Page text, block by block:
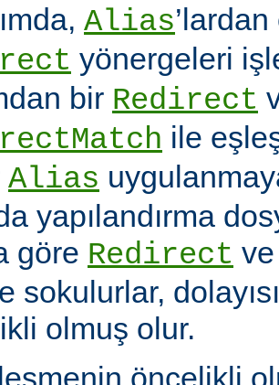
Alias
yönergeleri
bir Redirect
ile
Alias
yapılandırma
göre Redirect
sokulurlar,
olmuş olur.
öncelikli